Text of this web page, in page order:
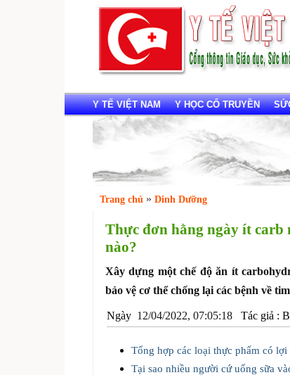
Y TẾ VIỆT NAM Y HỌC CỔ TRUYỀN
Trang chủ » Dinh Dưỡng
Thực đơn hằng ngày ít carb
nào?
Xây dựng một chế độ ăn ít
bảo vệ cơ thể chống lại các bệnh về
Ngày 12/04/2022, 07:05:18 Tác giả :
Tổng hợp các loại thực phẩm có
Tại sao nhiều người cứ uống sữa